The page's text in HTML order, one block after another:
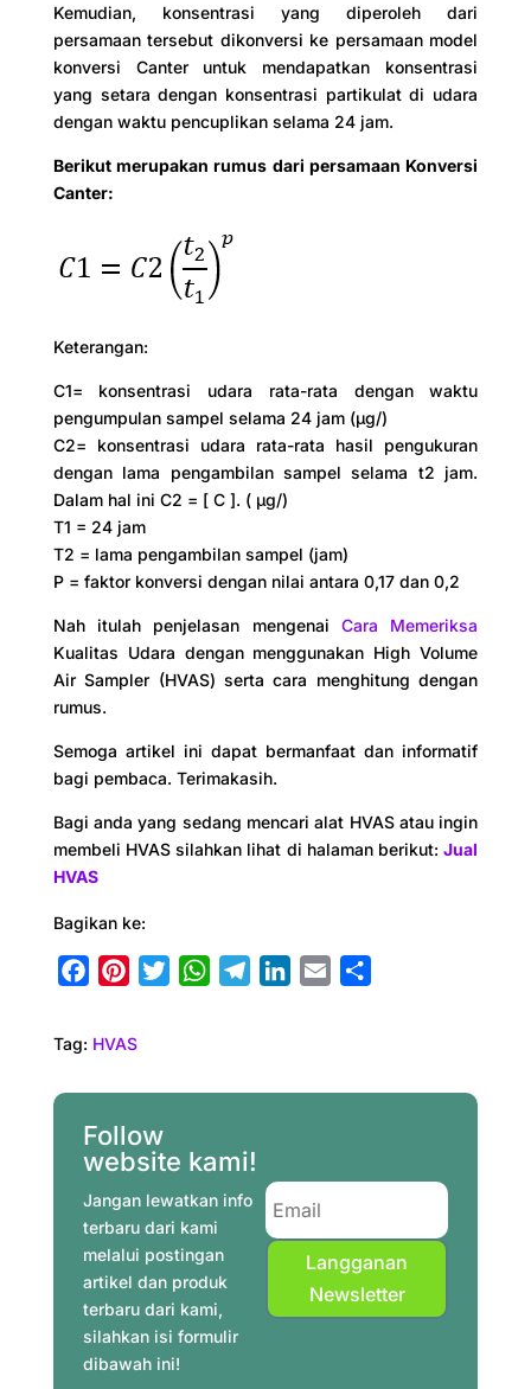
Kemudian, konsentrasi yang diperoleh dari
persamaan tersebut dikonversi ke persamaan model
konversi Canter untuk mendapatkan konsentrasi
yang setara dengan konsentrasi partikulat di udara
dengan waktu pencuplikan selama 24 jam.
Berikut merupakan rumus dari persamaan Konversi
Canter:
Keterangan:
C1= konsentrasi udara rata-rata dengan waktu
pengumpulan sampel selama 24 jam (µg/)
C2= konsentrasi udara rata-rata hasil pengukuran
dengan lama pengambilan sampel selama t2 jam.
Dalam hal ini C2 = [ C ]. ( µg/)
T1 = 24 jam
T2 = lama pengambilan sampel (jam)
P = faktor konversi dengan nilai antara 0,17 dan 0,2
Nah itulah penjelasan mengenai Cara Memeriksa
Kualitas Udara dengan menggunakan High Volume
Air Sampler (HVAS) serta cara menghitung dengan
rumus.
Semoga artikel ini dapat bermanfaat dan informatif
bagi pembaca. Terimakasih.
Bagi anda yang sedang mencari alat HVAS atau ingin
membeli HVAS silahkan lihat di halaman berikut:Jual
HVAS
Bagikan ke:
c
b
o
o
n
e
r
e
t
r
W
s
p
g
a
m
e
n
l
e
Tag: HVAS
Follow
website kami!
Jangan lewatkan info
terbaru dari kami
melalui postingan
artikel dan produk
terbaru dari kami,
silahkan isi formulir
dibawah ini!
Langganan
Newsletter